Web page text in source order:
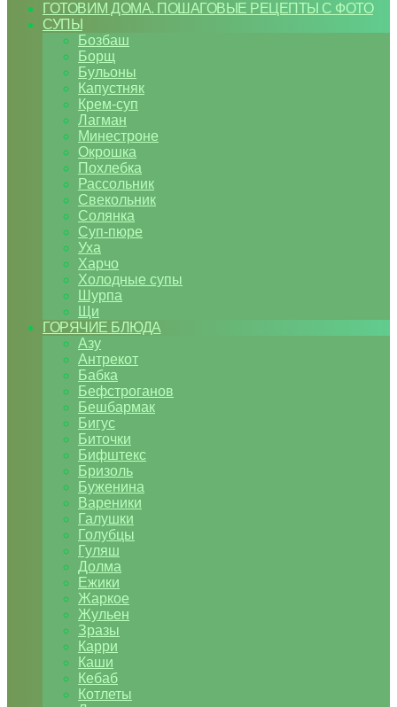
ГОТОВИМ ДОМА. ПОШАГОВЫЕ РЕЦЕПТЫ С ФОТО
СУПЫ
Бозбаш
Борщ
Бульоны
Капустняк
Крем-суп
Лагман
Минестроне
Окрошка
Похлебка
Рассольник
Свекольник
Солянка
Суп-пюре
Уха
Харчо
Холодные супы
Шурпа
Щи
ГОРЯЧИЕ БЛЮДА
Азу
Антрекот
Бабка
Бефстроганов
Бешбармак
Бигус
Биточки
Бифштекс
Бризоль
Буженина
Вареники
Галушки
Голубцы
Гуляш
Долма
Ежики
Жаркое
Жульен
Зразы
Карри
Каши
Кебаб
Котлеты